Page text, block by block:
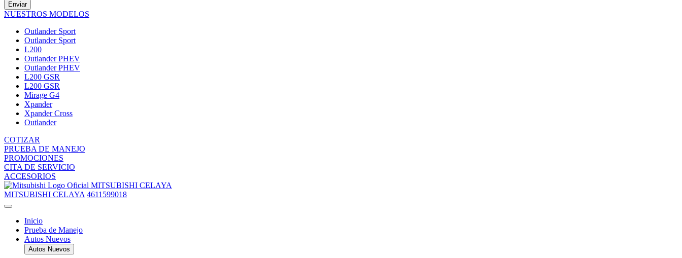
Enviar
NUESTROS MODELOS
Outlander Sport
Outlander Sport
L200
Outlander PHEV
Outlander PHEV
L200 GSR
L200 GSR
Mirage G4
Xpander
Xpander Cross
Outlander
COTIZAR
PRUEBA DE MANEJO
PROMOCIONES
CITA DE SERVICIO
ACCESORIOS
MITSUBISHI CELAYA
MITSUBISHI CELAYA 4611599018
Inicio
Prueba de Manejo
Autos Nuevos
Autos Nuevos